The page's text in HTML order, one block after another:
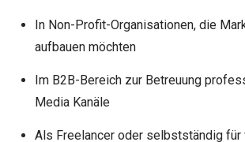
In Non-Profit-Organisationen, die
aufbauen möchten
Im B2B-Bereich zur Betreuung
Media Kanäle
Als Freelancer oder selbstständig für